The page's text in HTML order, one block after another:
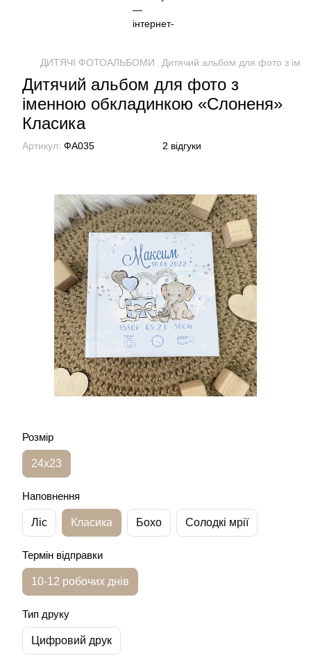
ДИТЯЧІ ФОТОАЛЬБОМИ Дитячий альбом для фото з
Дитячий альбом для фото з
іменною обкладинкою «Слоненя»
Класика
Артикул: ФА035 2 відгуки
Розмір
24х23
Наповнення
Ліс Класика Бохо Солодкі мрії
Термін відправки
10-12 робочих днів
Тип друку
Цифровий друк